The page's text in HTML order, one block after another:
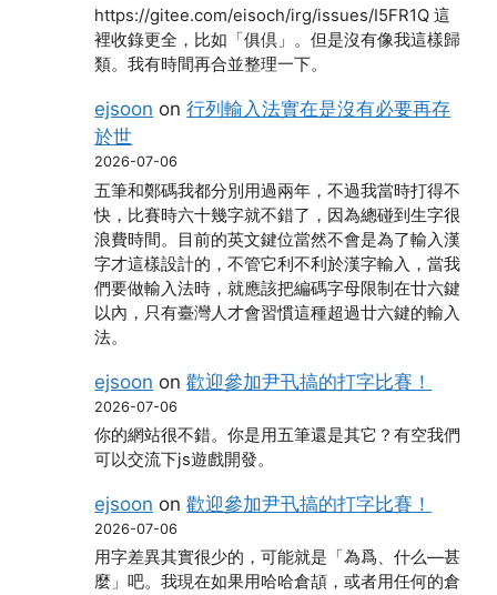
https://gitee.com/eisoch/irg/issues/I5FR1Q 這
裡收錄更全，比如「俱倶」。但是沒有像我這樣歸
類。我有時間再合並整理一下。
ejsoon on行列輸入法實在是沒有必要再存
於世
2026-07-06
五筆和鄭碼我都分別用過兩年，不過我當時打得不
快，比賽時六十幾字就不錯了，因為總碰到生字很
浪費時間。目前的英文鍵位當然不會是為了輸入漢
字才這樣設計的，不管它利不利於漢字輸入，當我
們要做輸入法時，就應該把編碼字母限制在廿六鍵
以內，只有臺灣人才會習慣這種超過廿六鍵的輸入
法。
ejsoon on歡迎參加尹卂搞的打字比賽！
2026-07-06
你的網站很不錯。你是用五筆還是其它？有空我們
可以交流下js遊戲開發。
ejsoon on歡迎參加尹卂搞的打字比賽！
2026-07-06
用字差異其實很少的，可能就是「為爲、什么―甚
麼」吧。我現在如果用哈哈倉頡，或者用任何的倉